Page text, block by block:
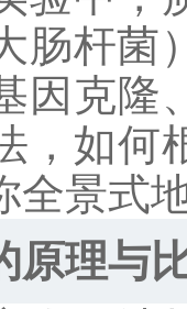
肠杆菌
因克隆
，如何
全景式
原理与